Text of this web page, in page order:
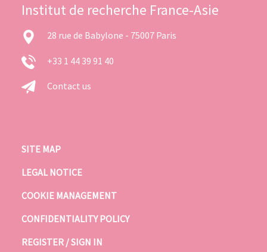
Institut de recherche France-Asie
28 rue de Babylone - 75007 Paris
+33 1 44 39 91 40
Contact us
SITE MAP
LEGAL NOTICE
COOKIE MANAGEMENT
CONFIDENTIALITY POLICY
REGISTER / SIGN IN